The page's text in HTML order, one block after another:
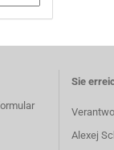
Sie
Alexej